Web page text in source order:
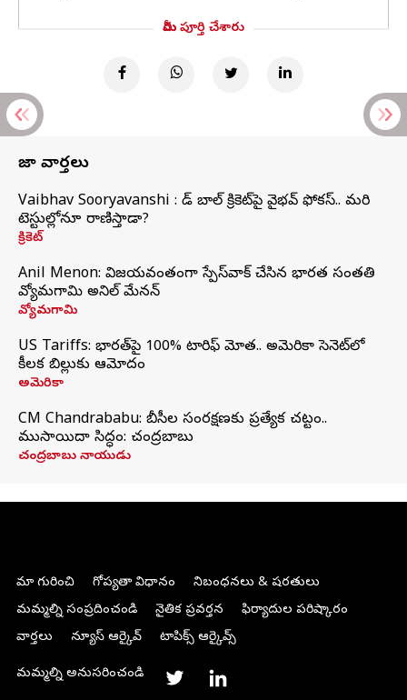
మీరు పూర్తి చేశారు
తాజా వార్తలు
Vaibhav Sooryavanshi : రెడ్ బాల్ క్రికెట్‌పై వైభవ్ ఫోకస్.. మరి
టెస్టుల్లోనూ రాణిస్తాడా?
క్రికెట్
Anil Menon: విజయవంతంగా స్పేస్‌వాక్‌ చేసిన భారత సంతతి
వ్యోమగామి అనిల్‌ మేనన్
వ్యోమగామి
US Tariffs: భారత్‌పై 100% టారిఫ్‌ మోత.. అమెరికా సెనెట్‌లో
కీలక బిల్లుకు ఆమోదం
అమెరికా
CM Chandrababu: బీసీల సంరక్షణకు ప్రత్యేక చట్టం..
ముసాయిదా సిద్ధం: చంద్రబాబు
చంద్రబాబు నాయుడు
మా గురించి గోప్యతా విధానం
నిబంధనలు & షరతులు
మమ్మల్ని సంప్రదించండి
నైతిక ప్రవర్తన
ఫిర్యాదుల పరిష్కారం
వార్తలు
న్యూస్ ఆర్కైవ్ టాపిక్స్ ఆర్కైవ్స్
మమ్మల్ని అనుసరించండి